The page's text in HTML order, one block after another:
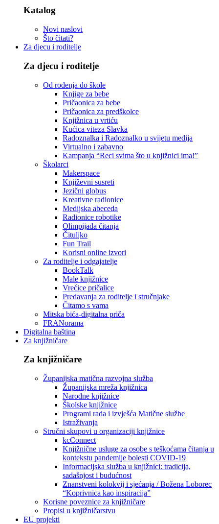
Katalog
Novi naslovi
Što čitati?
Za djecu i roditelje
Za djecu i roditelje
Od rođenja do škole
Knjige za bebe
Pričaonica za bebe
Pričaonica za predškolce
Knjižnica u vrtiću
Kućica viteza Slavka
Radoznalka i Radoznalko u svijetu medija
Virtualno i zabavno
Kampanja “Reci svima što u knjižnici ima!”
Školarci
Makerspace
Književni susreti
Jezični globus
Kreativne radionice
Medijska abeceda
Radionice robotike
Olimpijada čitanja
Čituljko
Fun Trail
Korisni online izvori
Za roditelje i odgajatelje
BookTalk
Male knjižnice
Vrećice pričalice
Predavanja za roditelje i stručnjake
Čitamo s vama
Mitska bića-digitalna priča
FRANorama
Digitalna baština
Za knjižničare
Za knjižničare
Županijska matična razvojna služba
Županijska mreža knjižnica
Narodne knjižnice
Školske knjižnice
Programi rada i izvješća Matične službe
Istraživanja
Stručni skupovi u organizaciji knjižnice
kcConnect
Knjižnične usluge za osobe s teškoćama čitanja u
kontekstu pandemije bolesti COVID-19
Informacijska služba u knjižnici: tradicija,
sadašnjost i budućnost
Znanstveni kolokvij i sjećanja / Božena Loborec
“Koprivnica kao inspiracija”
Korisne poveznice za knjižničare
Propisi u knjižničarstvu
EU projekti